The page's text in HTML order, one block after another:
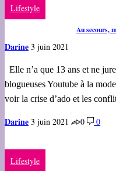
Lifestyle
Au secours,
Darine 3 juin 2021
Elle n’a que 13 ans et ne
blogueuses Youtube à la
voir la crise d’ado et les
Darine 3 juin 2021 0 0
Lifestyle